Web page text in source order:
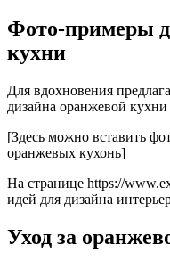
Фото-примеры
кухни
Для вдохновения
дизайна оранжевой
[Здесь можно вставить
оранжевых кухонь]
На странице https://
идей для дизайна
Уход за